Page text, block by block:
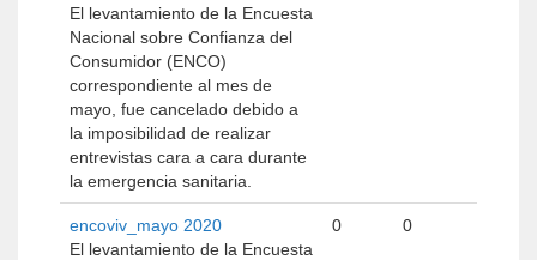
El levantamiento de la Encuesta
Nacional sobre Confianza del
Consumidor (ENCO)
correspondiente al mes de
mayo, fue cancelado debido a
la imposibilidad de realizar
entrevistas cara a cara durante
la emergencia sanitaria.
encoviv_mayo 2020
El levantamiento de la Encuesta
0 0